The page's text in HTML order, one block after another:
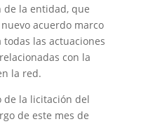
de la entidad, que
acuerdo marco
las actuaciones
con la
la red.
de la licitación del
de este mes de